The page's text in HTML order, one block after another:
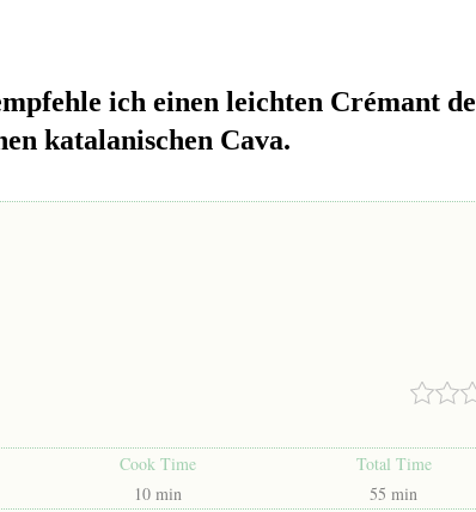
ich einen leichten Crémant de
katalanischen Cava.
Cook Time
10 min
Total Time
55 min